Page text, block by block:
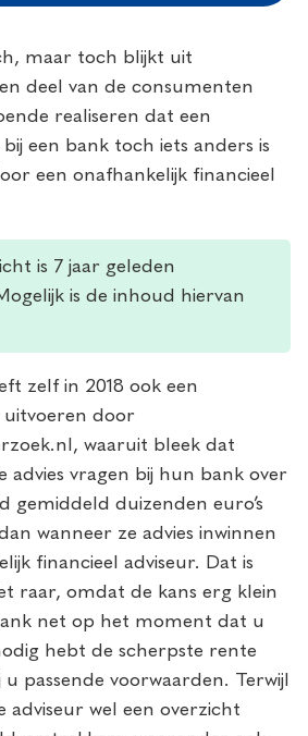
maar toch blijkt uit
deel van de consumenten
realiseren dat een
bij een bank toch iets anders is
een onafhankelijk financieel
is 7 jaar geleden
is de inhoud hiervan
zelf in 2018 ook een
uitvoeren door
waaruit bleek dat
advies vragen bij hun bank over
gemiddeld duizenden euro’s
wanneer ze advies inwinnen
financieel adviseur. Dat is
raar, omdat de kans erg klein
net op het moment dat u
hebt de scherpste rente
passende voorwaarden. Terwijl
adviseur wel een overzicht